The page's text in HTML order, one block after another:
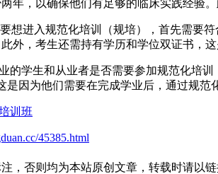
年，以确保他们有足够的临床实践经验
想进入规范化培训（规培），首先需要
外，考生还需持有学历和学位双证书，这
的学生和从业者是否需要参加规范化培
是因为他们需要在完成学业后，通过规范
训班
45385.html
，否则均为本站原创文章，转载时请以链